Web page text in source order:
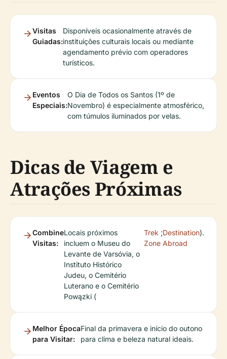
Visitas
Guiadas:
Disponíveis ocasionalmente através de
instituições culturais locais ou mediante
agendamento prévio com operadores
turísticos.
Eventos
Especiais:
O Dia de Todos os Santos (1º de
Novembro) é especialmente atmosférico,
com túmulos iluminados por velas.
Dicas de Viagem e
Atrações Próximas
Combine
Visitas:
Locais próximos
incluem o Museu do
Levante de Varsóvia, o
Instituto Histórico
Judeu, o Cemitério
Luterano e o Cemitério
Powązki (
Trek
Zone
;Destination
Abroad
).
Melhor Época
para Visitar:
Final da primavera e início do outono
para clima e beleza natural ideais.